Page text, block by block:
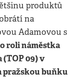
produktů
na
Adamovou s
roli náměstka
09) v
pražskou buňku